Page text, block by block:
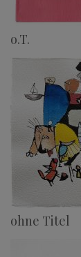
o.T.
ohne Titel